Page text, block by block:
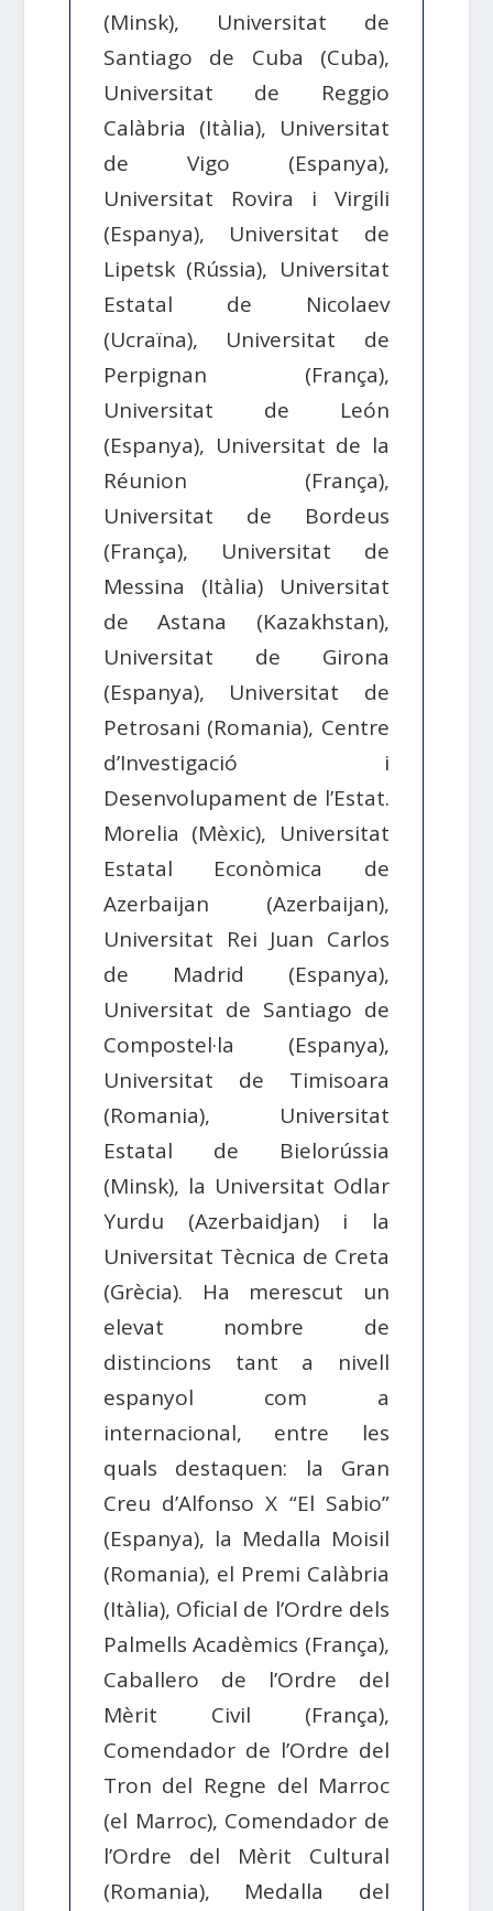
(Minsk), Universitat de
Santiago de Cuba (Cuba),
Universitat de Reggio
Calàbria (Itàlia), Universitat
de Vigo (Espanya),
Universitat Rovira i Virgili
(Espanya), Universitat de
Lipetsk (Rússia), Universitat
Estatal de Nicolaev
(Ucraïna), Universitat de
Perpignan (França),
Universitat de León
(Espanya), Universitat de la
Réunion (França),
Universitat de Bordeus
(França), Universitat de
Messina (Itàlia) Universitat
de Astana (Kazakhstan),
Universitat de Girona
(Espanya), Universitat de
Petrosani (Romania), Centre
d’Investigació i
Desenvolupament de l’Estat.
Morelia (Mèxic), Universitat
Estatal Econòmica de
Azerbaijan (Azerbaijan),
Universitat Rei Juan Carlos
de Madrid (Espanya),
Universitat de Santiago de
Compostel·la (Espanya),
Universitat de Timisoara
(Romania), Universitat
Estatal de Bielorússia
(Minsk), la Universitat Odlar
Yurdu (Azerbaidjan) i la
Universitat Tècnica de Creta
(Grècia). Ha merescut un
elevat nombre de
distincions tant a nivell
espanyol com a
internacional, entre les
quals destaquen: la Gran
Creu d’Alfonso X “El Sabio”
(Espanya), la Medalla Moisil
(Romania), el Premi Calàbria
(Itàlia), Oficial de l’Ordre dels
Palmells Acadèmics (França),
Caballero de l’Ordre del
Mèrit Civil (França),
Comendador de l’Ordre del
Tron del Regne del Marroc
(el Marroc), Comendador de
l’Ordre del Mèrit Cultural
(Romania), Medalla del